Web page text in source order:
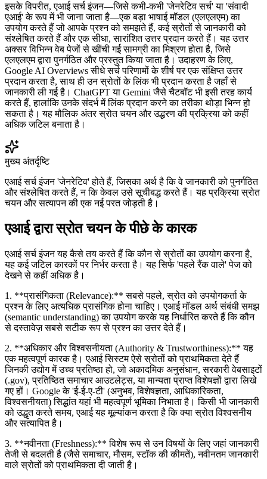
इसके विपरीत, एआई सर्च इंजन—जिसे कभी-कभी 'जेनरेटिव सर्च' या 'संवादी
एआई' के रूप में भी जाना जाता है—एक बड़ा भाषाई मॉडल (एलएलएम) का
उपयोग करते हैं जो आपके प्रश्न को समझते हैं, कई स्रोतों से जानकारी को
संश्लेषित करते हैं और एक सीधा, सारांशित उत्तर प्रदान करते हैं। यह उत्तर
अक्सर विभिन्न वेब पेजों से खींची गई सामग्री का मिश्रण होता है, जिसे
एलएलएम द्वारा पुनर्गठित और प्रस्तुत किया जाता है। उदाहरण के लिए,
Google AI Overviews सीधे सर्च परिणामों के शीर्ष पर एक संक्षिप्त उत्तर
प्रदान करता है, साथ ही उन स्रोतों के लिंक भी प्रदान करता है जहाँ से
जानकारी ली गई है। ChatGPT या Gemini जैसे चैटबॉट भी इसी तरह कार्य
करते हैं, हालांकि उनके संदर्भ में लिंक प्रदान करने का तरीका थोड़ा भिन्न हो
सकता है। यह मौलिक अंतर स्रोत चयन और उद्धरण की प्रक्रिया को कहीं
अधिक जटिल बनाता है।
मुख्य अंतर्दृष्टि
एआई सर्च इंजन 'जेनरेटिव' होते हैं, जिसका अर्थ है कि वे जानकारी को पुनर्गठित
और संश्लेषित करते हैं, न कि केवल उसे सूचीबद्ध करते हैं। यह प्रक्रिया स्रोत
चयन और सत्यापन की एक नई परत जोड़ती है।
एआई द्वारा स्रोत चयन के पीछे के कारक
एआई सर्च इंजन यह कैसे तय करते हैं कि कौन से स्रोतों का उपयोग करना है,
यह कई जटिल कारकों पर निर्भर करता है। यह सिर्फ 'पहले रैंक वाले' पेज को
देखने से कहीं अधिक है।
1. **प्रासंगिकता (Relevance):** सबसे पहले, स्रोत को उपयोगकर्ता के
प्रश्न के लिए अत्यधिक प्रासंगिक होना चाहिए। एआई मॉडल अर्थ संबंधी समझ
(semantic understanding) का उपयोग करके यह निर्धारित करते हैं कि कौन
से दस्तावेज़ सबसे सटीक रूप से प्रश्न का उत्तर देते हैं।
2. **अधिकार और विश्वसनीयता (Authority & Trustworthiness):** यह
एक महत्वपूर्ण कारक है। एआई सिस्टम ऐसे स्रोतों को प्राथमिकता देते हैं
जिनकी उद्योग में उच्च प्रतिष्ठा हो, जो अकादमिक अनुसंधान, सरकारी वेबसाइटों
(.gov), प्रतिष्ठित समाचार आउटलेट्स, या मान्यता प्राप्त विशेषज्ञों द्वारा लिखे
गए हों। Google के 'ई-ई-ए-टी' (अनुभव, विशेषज्ञता, आधिकारिकता,
विश्वसनीयता) सिद्धांत यहां भी महत्वपूर्ण भूमिका निभाता है। किसी भी जानकारी
को उद्धृत करते समय, एआई यह मूल्यांकन करता है कि क्या स्रोत विश्वसनीय
और सत्यापित है।
3. **नवीनता (Freshness):** विशेष रूप से उन विषयों के लिए जहां जानकारी
तेजी से बदलती है (जैसे समाचार, मौसम, स्टॉक की कीमतें), नवीनतम जानकारी
वाले स्रोतों को प्राथमिकता दी जाती है।